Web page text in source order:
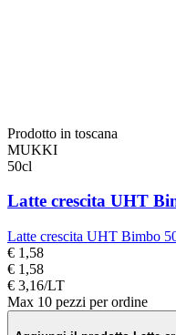
Prodotto in toscana
MUKKI
50cl
Latte crescita UHT
Latte crescita UHT Bimbo
€ 1,58
€ 1,58
€ 3,16/LT
Max 10 pezzi per ordine